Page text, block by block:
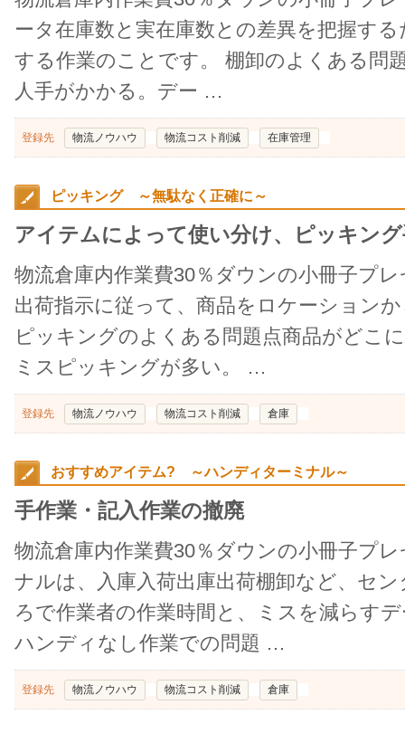
ータ在庫数と実在庫数との差異を把握す
する作業のことです。 棚卸のよくある問
人手がかかる。デー …
登録先 物流ノウハウ 物流コスト削減 在庫管理
ピッキング ～無駄なく正確に～
アイテムによって使い分け、ピッキン
物流倉庫内作業費30％ダウンの小冊子プ
出荷指示に従って、商品をロケーション
ピッキングのよくある問題点商品がどこ
ミスピッキングが多い。 …
登録先 物流ノウハウ 物流コスト削減 倉庫
おすすめアイテム? ～ハンディターミナル～
手作業・記入作業の撤廃
物流倉庫内作業費30％ダウンの小冊子プ
ナルは、入庫入荷出庫出荷棚卸など、セ
ろで作業者の作業時間と、ミスを減らす
ハンディなし作業での問題 …
登録先 物流ノウハウ 物流コスト削減 倉庫